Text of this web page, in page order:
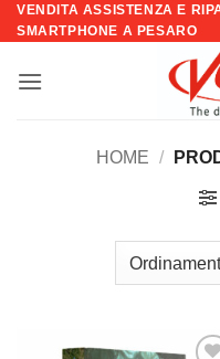
Salta
ai
VENDITA ASSISTENZA E
SMARTPHONE A PESARO
HOME /